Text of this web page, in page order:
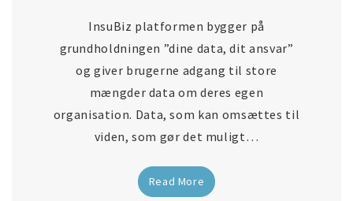
InsuBiz platformen bygger på
grundholdningen ”dine data, dit ansvar”
og giver brugerne adgang til store
mængder data om deres egen
organisation. Data, som kan omsættes til
viden, som gør det muligt…
Read More